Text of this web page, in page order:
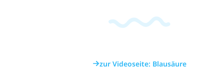
zur Videoseite: Blausäure